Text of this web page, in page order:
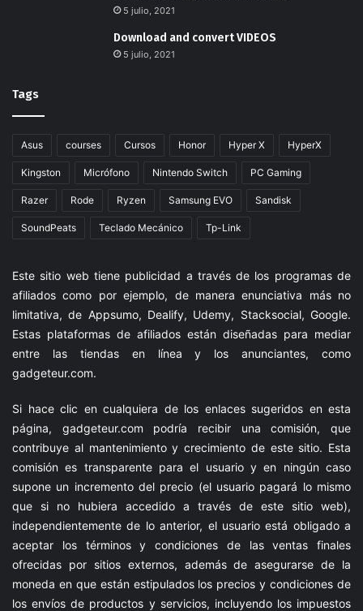
5 julio, 2021
Download and convert VIDEOS
5 julio, 2021
Tags
Asus courses Cursos Honor Hyper X HyperX
Kingston Micrófono Nintendo Switch PC Gaming
Razer Rode Ryzen Samsung EVO Sandisk
SoundPeats Teclado Mecánico Tp-Link
Este sitio web tiene publicidad a través de los programas de
afiliados como por ejemplo, de manera enunciativa más no
limitativa, de Appsumo, Dealify, Udemy, Stacksocial, Google.
Estas plataformas de afiliados están diseñadas para mediar
entre las tiendas en línea y los anunciantes, como
gadgeteur.com.
Si hace clic en cualquiera de los enlaces sugeridos en esta
página, gadgeteur.com podría recibir una comisión, que
contribuye al mantenimiento y crecimiento de este sitio. Esta
comisión es transparente para el usuario y en ningún caso
supone un incremento del precio (el usuario pagará lo mismo
que si no hubiera accedido a través de este sitio web),
independientemente de lo anterior, el usuario está obligado a
aceptar los términos y condiciones de las ventas finales
ofrecidas por sitios externos, además de asegurarse de la
moneda en que están estipulados los precios y condiciones de
los envíos de productos y servicios, incluyendo los impuestos